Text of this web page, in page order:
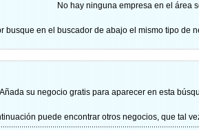
No hay ninguna empresa en el área
busque en el buscador de abajo el mismo tipo de
Añada su negocio gratis para aparecer en esta
puede encontrar otros negocios, que tal